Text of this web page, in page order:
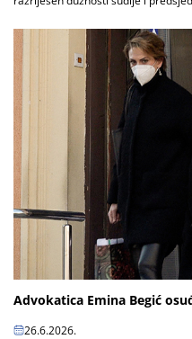
Advokatica Emina Begić
26.6.2026.